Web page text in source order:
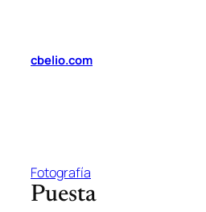
contenido
cbelio.com
Fotografía
Puesta